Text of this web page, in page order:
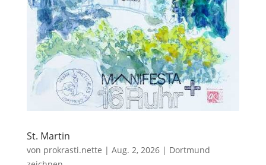
St. Martin
von prokrasti.nette | Aug. 2, 2026| Dortmund